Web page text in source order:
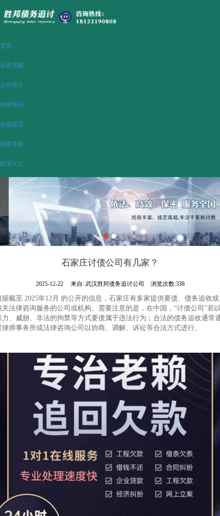
首页
业务范围
公司简介
新闻资讯
在线留言
地图导航
联系方式
石家庄讨债公司有几家？
2025-12-22 来自: 武汉胜邦债务追讨公司 浏览次数:338
据截至 2025年12月 的公开的信息，石家庄有多家提供要债、债务追收或
关法律咨询服务的公司或机构。需要注意的是，在中国，“讨债公司”若
力、威胁、非法的拘禁等方式要债属于违法行为；合法的债务追收通常
律师事务所或法律咨询公司以协商、调解、诉讼等合法方式进行。